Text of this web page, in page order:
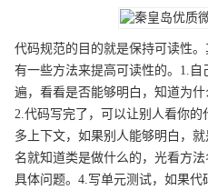
代码规范的目的就是保持可读性
有一些方法来提高可读性的。1.
遍，看看是否能够明白，知道为什
2.代码写完了，可以让别人看你
多上下文，如果别人能够明白，
名就知道类是做什么的，光看方
具体问题。4.写单元测试，如果